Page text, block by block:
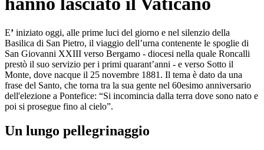
E’ iniziato oggi, alle prime luci del giorno e nel silenzio della
Basilica di San Pietro, il viaggio dell’urna contenente le spoglie di
San Giovanni XXIII verso Bergamo - diocesi nella quale Roncalli
prestò il suo servizio per i primi quarant’anni - e verso Sotto il
Monte, dove nacque il 25 novembre 1881. Il tema è dato da una
frase del Santo, che torna tra la sua gente nel 60esimo anniversario
dell'elezione a Pontefice: “Si incomincia dalla terra dove sono nato e
poi si prosegue fino al cielo”.
Un lungo pellegrinaggio